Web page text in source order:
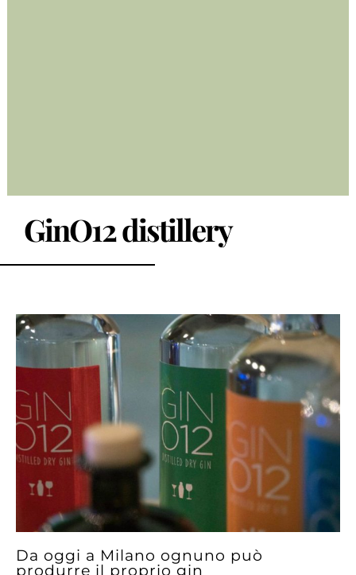
GinO12 distillery
Da oggi a Milano ognuno può
produrre il proprio gin